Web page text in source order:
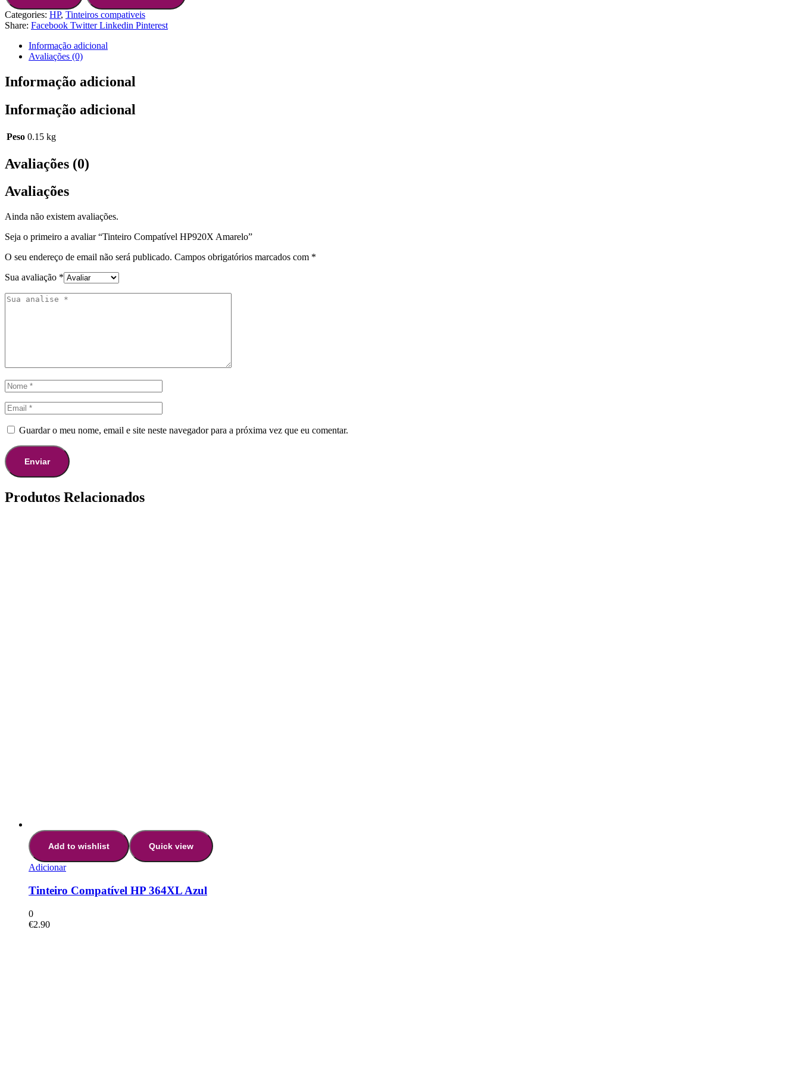
Categories: HP, Tinteiros compativeis
Share: Facebook Twitter Linkedin Pinterest
Informação adicional
Avaliações (0)
Informação adicional
Informação adicional
Peso 0.15 kg
Avaliações (0)
Avaliações
Ainda não existem avaliações.
Seja o primeiro a avaliar “Tinteiro Compatível HP920X Amarelo”
O seu endereço de email não será publicado. Campos obrigatórios marcados com *
Sua avaliação *
Guardar o meu nome, email e site neste navegador para a próxima vez que eu comentar.
Produtos Relacionados
Add to wishlist Quick view
Adicionar
Tinteiro Compatível HP 364XL Azul
0
€2.90